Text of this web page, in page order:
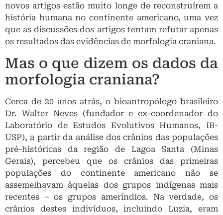
novos artigos estão muito longe de reconstruírem a
história humana no continente americano, uma vez
que as discussões dos artigos tentam refutar apenas
os resultados das evidências de morfologia craniana.
Mas o que dizem os dados da
morfologia craniana?
Cerca de 20 anos atrás, o bioantropólogo brasileiro
Dr. Walter Neves (fundador e ex-coordenador do
Laboratório de Estudos Evolutivos Humanos, IB-
USP), a partir da análise dos crânios das populações
pré-históricas da região de Lagoa Santa (Minas
Gerais), percebeu que os crânios das primeiras
populações do continente americano não se
assemelhavam àquelas dos grupos indígenas mais
recentes – os grupos ameríndios. Na verdade, os
crânios destes indivíduos, incluindo Luzia, eram